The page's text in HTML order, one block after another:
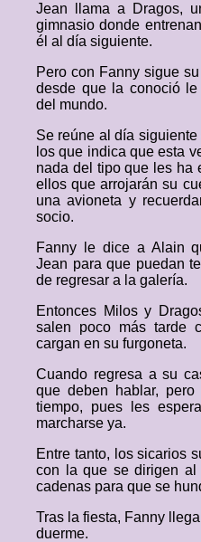
Jean llama a Dragos,
gimnasio donde
él al día siguiente.
Pero con Fanny sigue
desde que la conoció
del mundo.
Se reúne al día
los que indica que esta
nada del tipo que les ha
ellos que arrojarán su
una avioneta y
socio.
Fanny le dice a Alain
Jean para que puedan
de regresar a la galería.
Entonces Milos y
salen poco más tarde
cargan en su furgoneta.
Cuando regresa a su
que deben hablar,
tiempo, pues les
marcharse ya.
Entre tanto, los sicarios
con la que se dirigen al
cadenas para que se
Tras la fiesta, Fanny
duerme.